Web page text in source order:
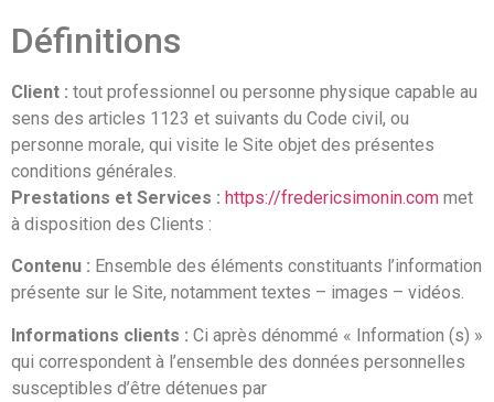
Définitions
Client : tout professionnel ou personne physique capable au
sens des articles 1123 et suivants du Code civil, ou
personne morale, qui visite le Site objet des présentes
conditions générales.
Prestations et Services : https://fredericsimonin.com met
à disposition des Clients :
Contenu : Ensemble des éléments constituants l’information
présente sur le Site, notamment textes – images – vidéos.
Informations clients : Ci après dénommé « Information (s) »
qui correspondent à l’ensemble des données personnelles
susceptibles d’être détenues par